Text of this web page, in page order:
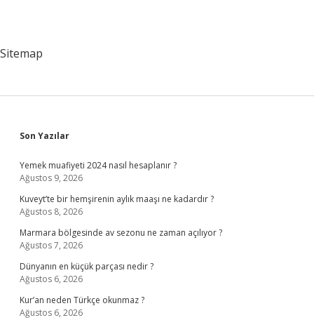
Sitemap
Sidebar
Son Yazılar
Yemek muafiyeti 2024 nasıl hesaplanır ?
Ağustos 9, 2026
Kuveyt’te bir hemşirenin aylık maaşı ne kadardır ?
Ağustos 8, 2026
Marmara bölgesinde av sezonu ne zaman açılıyor ?
Ağustos 7, 2026
Dünyanın en küçük parçası nedir ?
Ağustos 6, 2026
Kur’an neden Türkçe okunmaz ?
Ağustos 6, 2026